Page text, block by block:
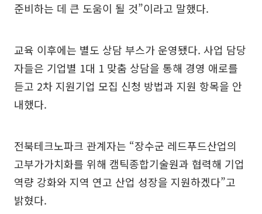
준비하는 데 큰 도움이 될 것”이라고 말했다.
교육 이후에는 별도 상담 부스가 운영됐다. 사업 담당
자들은 기업별 1대 1 맞춤 상담을 통해 경영 애로를
듣고 2차 지원기업 모집 신청 방법과 지원 항목을 안
내했다.
전북테크노파크 관계자는 “장수군 레드푸드산업의
고부가가치화를 위해 캠틱종합기술원과 협력해 기업
역량 강화와 지역 연고 산업 성장을 지원하겠다”고
밝혔다.